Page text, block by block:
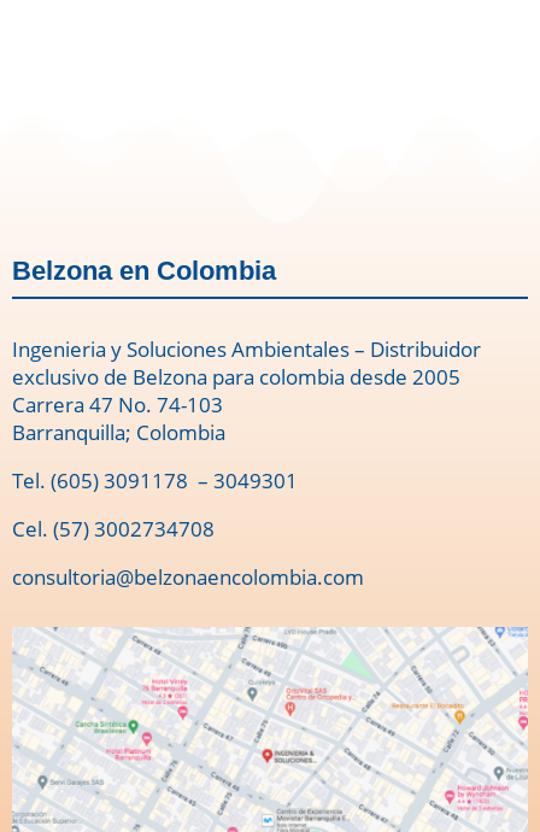
Belzona en Colombia
Ingenieria y Soluciones Ambientales – Distribuidor
exclusivo de Belzona para colombia desde 2005
Carrera 47 No. 74-103
Barranquilla; Colombia
Tel. (605) 3091178 – 3049301
Cel. (57) 3002734708
consultoria@belzonaencolombia.com